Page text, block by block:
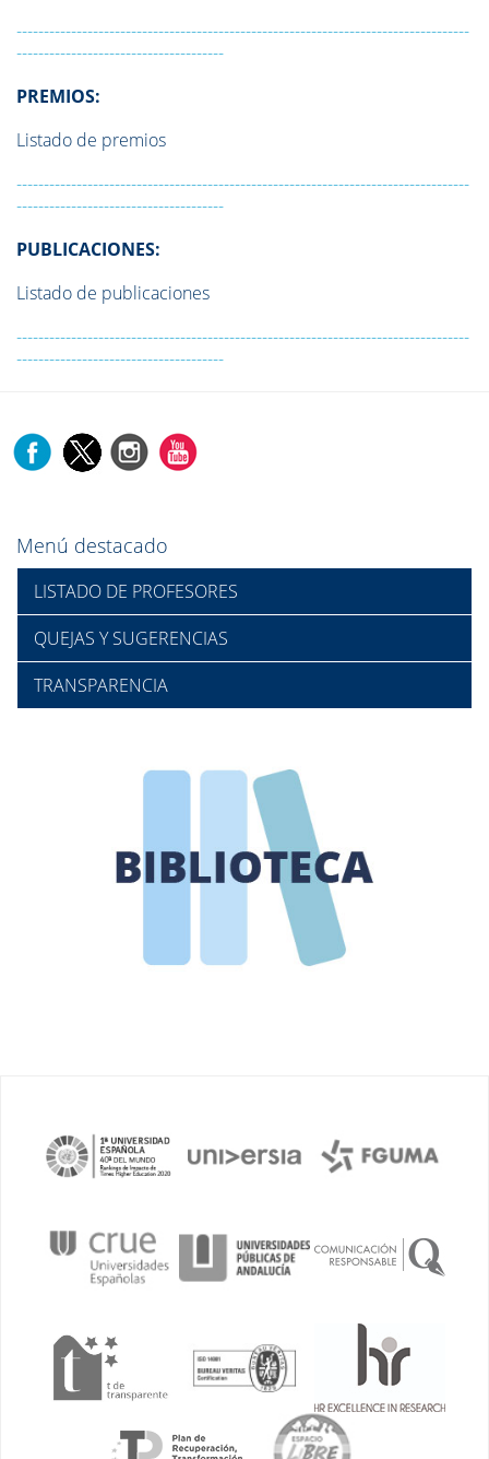
-----------------------------------------------------------------------------------
--------------------------------------
PREMIOS:
Listado de premios
-----------------------------------------------------------------------------------
--------------------------------------
PUBLICACIONES:
Listado de publicaciones
-----------------------------------------------------------------------------------
--------------------------------------
Menú destacado
LISTADO DE PROFESORES
QUEJAS Y SUGERENCIAS
TRANSPARENCIA